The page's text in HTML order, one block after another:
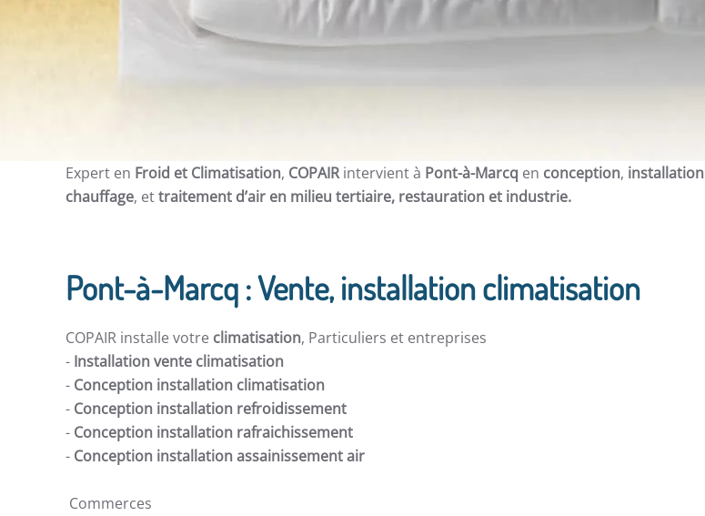
Expert en Froid et Climatisation, COPAIRintervient à Pont-à-Marcq en conception, installation
chauffage, ettraitement d’air en milieu tertiaire, restauration et industrie.
Pont-à-Marcq : Vente, installation climatisation
COPAIR installe votre climatisation, Particuliers et entreprises
- Installation vente climatisation
- Conception installation climatisation
- Conception installation refroidissement
- Conception installation rafraichissement
- Conception installation assainissement air
Commerces